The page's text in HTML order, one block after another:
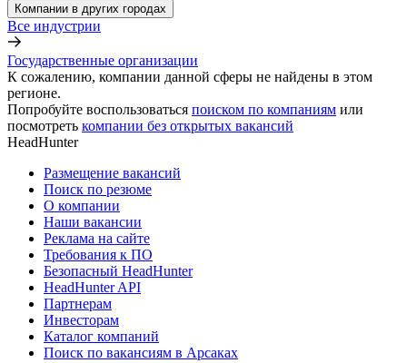
Компании в других городах
Все индустрии
Государственные организации
К сожалению, компании данной сферы не найдены в этом
регионе.
Попробуйте воспользоваться поиском по компаниям или
посмотреть компании без открытых вакансий
HeadHunter
Размещение вакансий
Поиск по резюме
О компании
Наши вакансии
Реклама на сайте
Требования к ПО
Безопасный HeadHunter
HeadHunter API
Партнерам
Инвесторам
Каталог компаний
Поиск по вакансиям в Арсаках